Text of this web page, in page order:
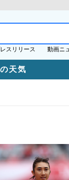
スリリース 動画ニ
天気